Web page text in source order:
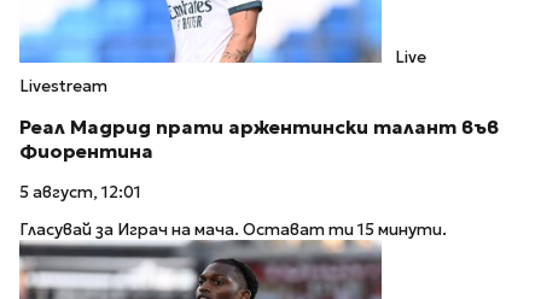
Live
Livestream
Реал Мадрид прати аржентински талант във
Фиорентина
5 август, 12:01
Гласувай за Играч на мача. Остават ти 15 минути.